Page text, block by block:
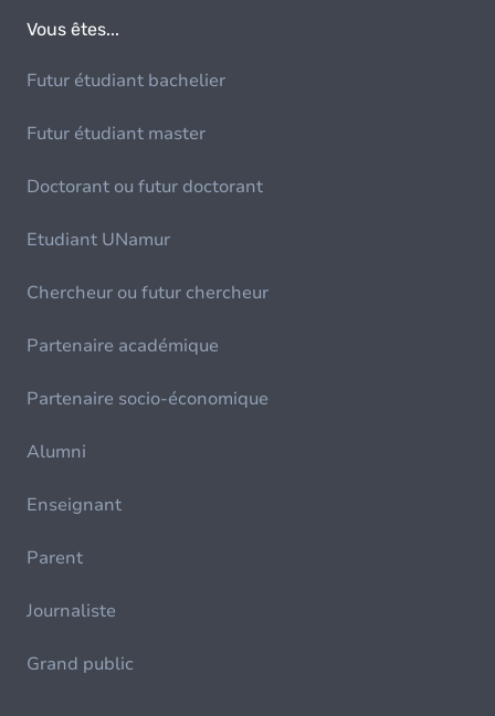
Vous êtes...
Futur étudiant bachelier
Futur étudiant master
Doctorant ou futur doctorant
Etudiant UNamur
Chercheur ou futur chercheur
Partenaire académique
Partenaire socio-économique
Alumni
Enseignant
Parent
Journaliste
Grand public